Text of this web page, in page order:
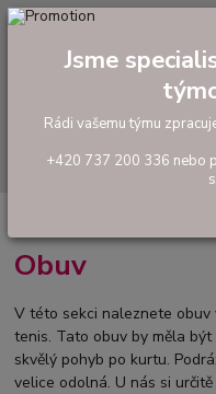
tel: +420 737 200 336
Obuv
V této sekci naleznete
tenis. Tato obuv by měla
skvělý pohyb po kurtu.
velice odolná. U nás si
Jsme
Rádi vašemu týmu
+420 737 200 336 nebo